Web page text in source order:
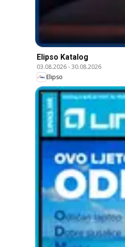
Elipso Katalog
03.08.2026-30.08.2026
Elipso